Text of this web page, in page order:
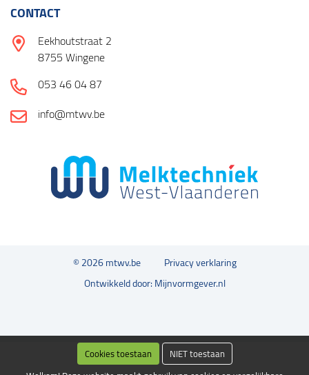
CONTACT
Eekhoutstraat 2
8755 Wingene
053 46 04 87
info@mtwv.be
© 2026 mtwv.be
Privacy verklaring
Ontwikkeld door: Mijnvormgever.nl
Cookies toestaan
NIET toestaan